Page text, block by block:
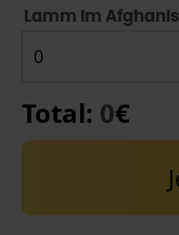
Lamm im
Total: 0€